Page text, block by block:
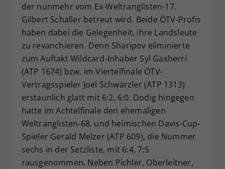
der nunmehr vom Ex-Weltranglisten-17.
Gilbert Schaller betreut wird. Beide ÖTV-Profis
haben dabei die Gelegenheit, ihre Landsleute
zu revanchieren. Denn Sharipov eliminierte
zum Auftakt Wildcard-Inhaber Syl Gaxherri
(ATP 1674) bzw. im Viertelfinale ÖTV-
Vertragsspieler Joel Schwärzler (ATP 1313)
erstaunlich glatt mit 6:2, 6:0. Dodig hingegen
hatte im Achtelfinale den ehemaligen
Weltranglisten-68. und heimischen Davis-Cup-
Spieler Gerald Melzer (ATP 609), die Nummer
sechs in der Setzliste, mit 6:4, 7:5
rausgenommen. Neben Pichler, Oberleitner,